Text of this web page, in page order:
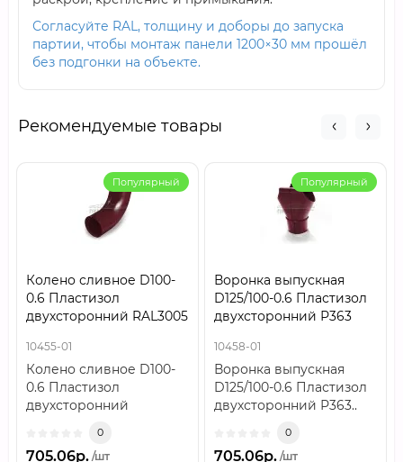
Согласуйте RAL, толщину и доборы до запуска
партии, чтобы монтаж панели 1200×30 мм прошёл
без подгонки на объекте.
Рекомендуемые товары
Популярный
Колено сливное D100-
0.6 Пластизол
двухсторонний RAL3005
10455-01
Колено сливное D100-
0.6 Пластизол
двухсторонний
0
705.06р. /шт
Популярный
Воронка выпускная
D125/100-0.6 Пластизол
двухсторонний Р363
10458-01
Воронка выпускная
D125/100-0.6 Пластизол
двухсторонний Р363..
0
705.06р. /шт